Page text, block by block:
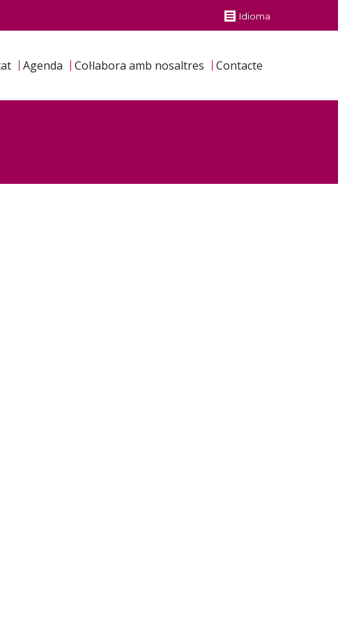
Idioma
Agenda Col·labora amb nosaltres Contacte